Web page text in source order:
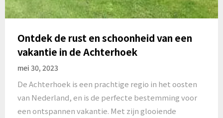
Ontdek de rust en schoonheid van een
vakantie in de Achterhoek
mei 30, 2023
De Achterhoek is een prachtige regio in het oosten
van Nederland, en is de perfecte bestemming voor
een ontspannen vakantie. Met zijn glooiende